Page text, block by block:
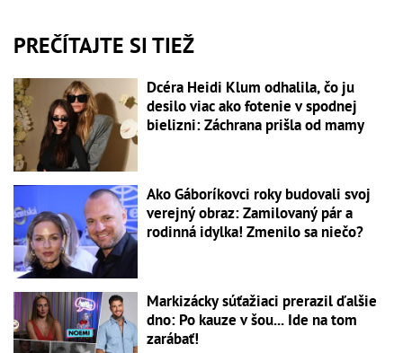
PREČÍTAJTE SI TIEŽ
Dcéra Heidi Klum odhalila, čo ju
desilo viac ako fotenie v spodnej
bielizni: Záchrana prišla od mamy
Ako Gáboríkovci roky budovali svoj
verejný obraz: Zamilovaný pár a
rodinná idylka! Zmenilo sa niečo?
Markizácky súťažiaci prerazil ďalšie
dno: Po kauze v šou... Ide na tom
zarábať!